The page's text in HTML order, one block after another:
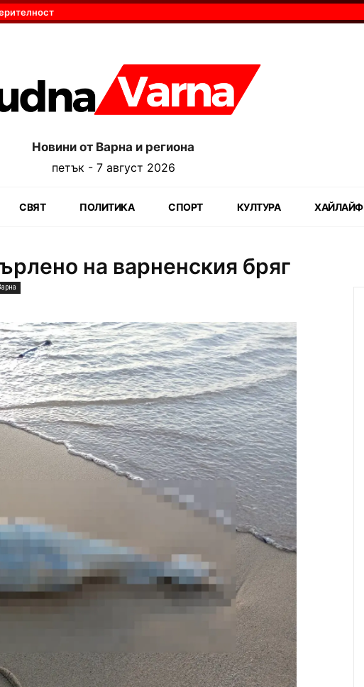
Новини от Варна и региона
петък - 7 август 2026
СВЯТ ПОЛИТИКА СПОРТ КУЛТУРА ХАЙЛАЙФ
на варненския бряг